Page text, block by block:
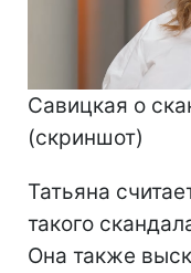
Савицкая о
(скриншот)
Татьяна
такого
Она также